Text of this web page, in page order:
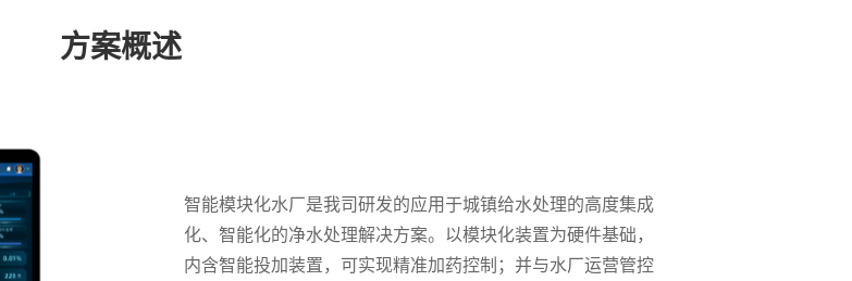
方案概述
智能模块化水厂是我司研发的应用于城镇给水处理的高度集成
化、智能化的净水处理解决方案。以模块化装置为硬件基础，
内含智能投加装置，可实现精准加药控制；并与水厂运营管控